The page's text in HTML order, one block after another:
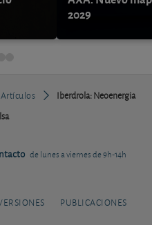
2029
Artículos
Iberdrola: Neoenergia
de lunes a viernes de 9h-14h
PUBLICACIONES